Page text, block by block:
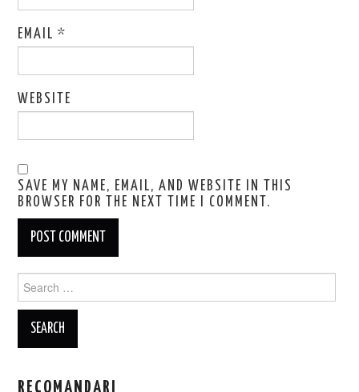
EMAIL*
WEBSITE
SAVE MY NAME, EMAIL, AND WEBSITE IN THIS
BROWSER FOR THE NEXT TIME I COMMENT.
for:
RECOMANDARI